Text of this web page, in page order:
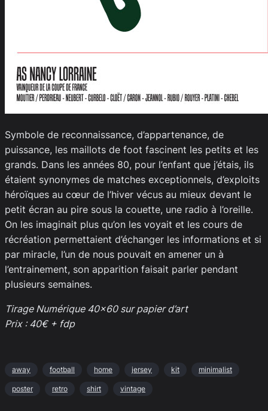
Symbole de reconnaissance, d’appartenance, de
puissance, les maillots de foot fascinent les petits et les
grands. Dans les années 80, pour l’enfant que j’étais, ils
étaient synonymes de matches exceptionnels, d’exploits
héroïques au cœur de l’hiver vécus au mieux devant le
petit écran au pire sous la couette, une radio à l’oreille.
On les imaginait plus qu’on les voyait et les cours de
récréation permettaient d’échanger les informations et si
par miracle, l’un de nous pouvait en amener un à
l’entrainement, son apparition faisait parler pendant
plusieurs semaines.
Tirage Numérique 40×60 sur papier d’art
Prix : 40€ + fdp
away football home jersey kit minimalist
poster retro shirt vintage